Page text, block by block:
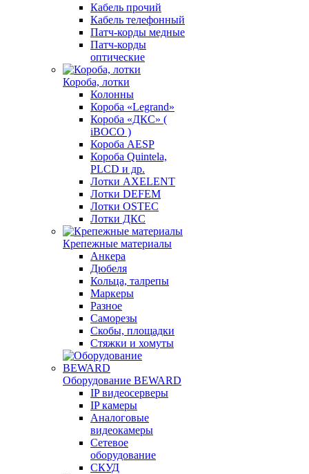
Кабель прочий
Кабель телефонный
Патч-корды медные
Патч-корды
оптические
Короба, лотки
Колонны
Короба «Legrand»
Короба «ДКС» (
iBOCO )
Короба AESP
Короба Quintela,
PLCD и др.
Лотки AXELENT
Лотки DEFEM
Лотки OSTEC
Лотки ДКС
Крепежные материалы
Анкера
Дюбеля
Кольца, талрепы
Маркеры
Разное
Саморезы
Скобы, площадки
Стяжки и хомуты
Оборудование BEWARD
IP видеосерверы
IP камеры
Аналоговые
видеокамеры
Сетевое
оборудование
СКУД